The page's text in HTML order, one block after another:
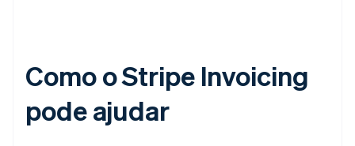
Como o Stripe Invoicing
pode ajudar